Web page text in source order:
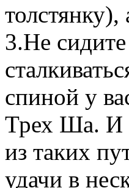
3.Не
спиной у
Трех Ша. И
из таких
удачи в